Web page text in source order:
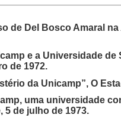
de Del Bosco Amaral
e a Universidade de
de 1972.
da Unicamp”, O
uma universidade
5 de julho de 1973.